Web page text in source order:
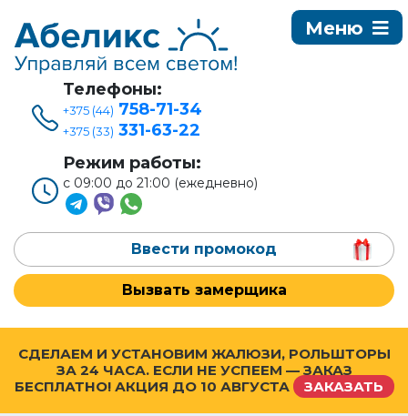
Телефоны:
+375 (44) 758-71-34
+375 (33) 331-63-22
Режим работы:
с 09:00 до 21:00 (ежедневно)
Ввести промокод
Вызвать замерщика
СДЕЛАЕМ И УСТАНОВИМ ЖАЛЮЗИ, РОЛЬШТОРЫ
ЗА 24 ЧАСА. ЕСЛИ НЕ УСПЕЕМ — ЗАКАЗ
БЕСПЛАТНО! АКЦИЯ ДО 10 АВГУСТА ЗАКАЗАТЬ